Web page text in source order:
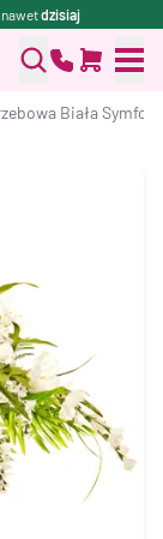
dzisiaj
Biała